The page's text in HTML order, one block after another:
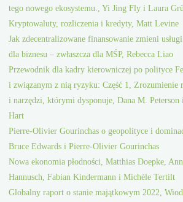
tego nowego ekosystemu., Yi Jing Fly i Laura
Kryptowaluty, rozliczenia i kredyty, Matt Levine
Jak zdecentralizowane finansowanie zmieni
dla biznesu – zwłaszcza dla MŚP, Rebecca Liao
Przewodnik dla kadry kierowniczej po polityce
i związanym z nią ryzyku: Część 1, Zrozumienie
i narzędzi, którymi dysponuje, Dana M. Peterson
Hart
Pierre-Olivier Gourinchas o geopolityce i
Bruce Edwards i Pierre-Olivier Gourinchas
Nowa ekonomia płodności, Matthias Doepke,
Hannusch, Fabian Kindermann i Michèle Tertilt
Globalny raport o stanie majątkowym 2022,